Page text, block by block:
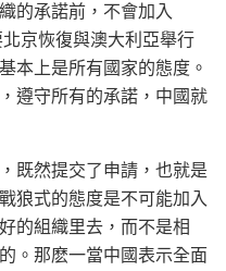
的承諾前，不會加入
京恢復與澳大利亞舉行
本上是所有國家的態度。
遵守所有的承諾，中國就
既然提交了申請，也就是
狼式的態度是不可能加入
的組織里去，而不是相
。那麽一當中國表示全面